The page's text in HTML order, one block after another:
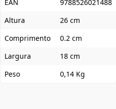
EAN
9788526021488
Altura
26 cm
Comprimento
0.2 cm
Largura
18 cm
Peso
0,14 Kg